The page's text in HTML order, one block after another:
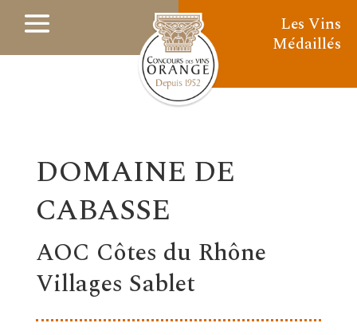
Les Vins
Médaillés
DOMAINE DE
CABASSE
AOC Côtes du Rhône
Villages Sablet